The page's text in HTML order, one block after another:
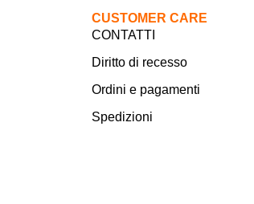
CUSTOMER CARE
CONTATTI
Diritto di recesso
Ordini e pagamenti
Spedizioni